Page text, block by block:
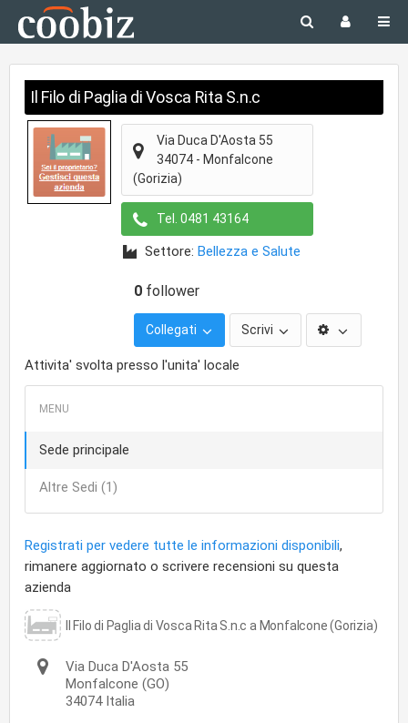
Il Filo di Paglia di Vosca Rita S.n.c
Via Duca D'Aosta 55
34074 - Monfalcone
(Gorizia)
Tel. 0481 43164
Settore: Bellezza e Salute
0 follower
Collegati Scrivi
Attivita' svolta presso l'unita' locale
Sede principale
Altre Sedi (1)
Registrati per vedere tutte le informazioni disponibili,
rimanere aggiornato o scrivere recensioni su questa
azienda
Il Filo di Paglia di Vosca Rita S.n.c a Monfalcone (Gorizia)
Via Duca D'Aosta 55
Monfalcone (GO)
34074 Italia